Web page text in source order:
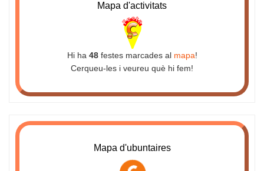
Mapa d'activitats
Hi ha 48festes marcades al mapa!
Cerqueu-les i veureu què hi fem!
Mapa d'ubuntaires